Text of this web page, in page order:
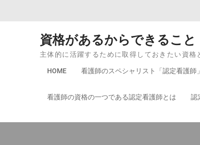
資格があるからできること
主体的に活躍するために取得しておきたい資格
HOME 看護師のスペシャリスト「認定看護師
看護師の資格の一つである認定看護師とは 認